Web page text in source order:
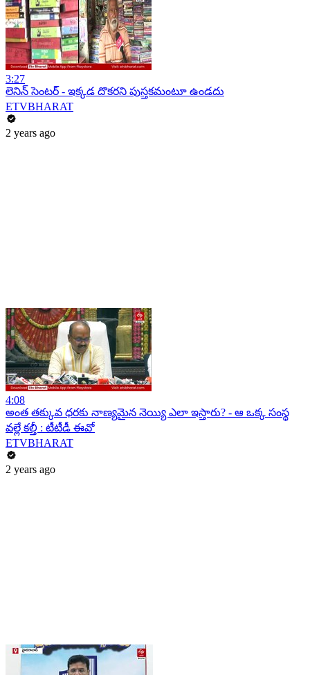
3:27
లెనిన్ సెంటర్ - ఇక్కడ దొకరని పుస్తకమంటూ ఉండదు
ETVBHARAT
2 years ago
4:08
అంత తక్కువ ధరకు నాణ్యమైన నెయ్యి ఎలా ఇస్తారు? - ఆ ఒక్క సంస్థ
వల్లే కల్తీ : టీటీడీ ఈవో
ETVBHARAT
2 years ago